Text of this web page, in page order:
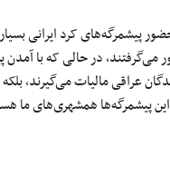
حضور پیشمرگه‌های کرد ایرانی
در حالی که با آمدن
عراقی مالیات می‌گیرند،
این پیشمرگه‌ها همشهری‌های ما